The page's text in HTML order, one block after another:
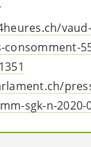
vaud-
sgk-n-2020-